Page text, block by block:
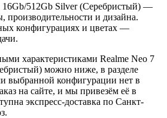
16Gb/512Gb Silver (Серебристый) —
производительности и дизайна.
конфигурациях и цветах —
характеристиками Realme Neo 7
можно ниже, в разделе
выбранной конфигурации нет в
на сайте, и мы привезём её в
экспресс-доставка по Санкт-